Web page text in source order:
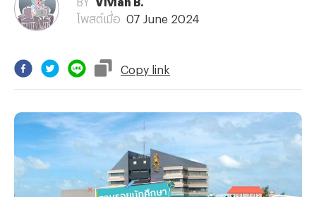
โพสต์เมื่อ
07 June 2024
Copy link